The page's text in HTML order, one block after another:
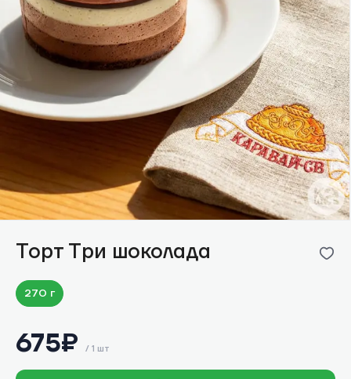
Торт Три шоколада
270 г
675₽ / 1 шт